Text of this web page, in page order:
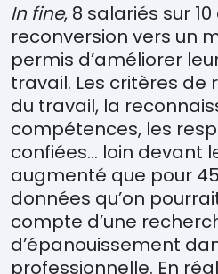
In fine, 8 salariés sur
reconversion vers un
permis d’améliorer
travail. Les critères de r
du travail, la
compétences, les
confiées… loin devant
augmenté que pour
données qu’on
compte d’une
d’épanouissement
professionnelle. En ré